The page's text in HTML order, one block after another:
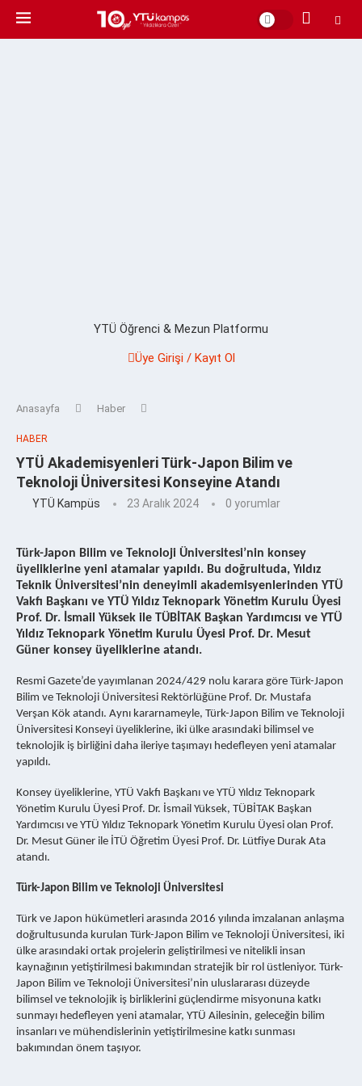
YTÜ Öğrenci & Mezun Platformu
Üye Girişi / Kayıt Ol
Anasayfa Haber
HABER
YTÜ Akademisyenleri Türk-Japon Bilim ve
Teknoloji Üniversitesi Konseyine Atandı
YTÜ Kampüs 23 Aralık 2024 0 yorumlar
Türk-Japon Bilim ve Teknoloji Üniversitesi’nin konsey
üyeliklerine yeni atamalar yapıldı. Bu doğrultuda, Yıldız
Teknik Üniversitesi’nin deneyimli akademisyenlerinden YTÜ
Vakfı Başkanı ve YTÜ Yıldız Teknopark Yönetim Kurulu Üyesi
Prof. Dr. İsmail Yüksek ile TÜBİTAK Başkan Yardımcısı ve YTÜ
Yıldız Teknopark Yönetim Kurulu Üyesi Prof. Dr. Mesut
Güner konsey üyeliklerine atandı.
Resmi Gazete’de yayımlanan 2024/429 nolu karara göre Türk-Japon
Bilim ve Teknoloji Üniversitesi Rektörlüğüne Prof. Dr. Mustafa
Verşan Kök atandı. Aynı kararnameyle, Türk-Japon Bilim ve Teknoloji
Üniversitesi Konseyi üyeliklerine, iki ülke arasındaki bilimsel ve
teknolojik iş birliğini daha ileriye taşımayı hedefleyen yeni atamalar
yapıldı.
Konsey üyeliklerine, YTÜ Vakfı Başkanı ve YTÜ Yıldız Teknopark
Yönetim Kurulu Üyesi Prof. Dr. İsmail Yüksek, TÜBİTAK Başkan
Yardımcısı ve YTÜ Yıldız Teknopark Yönetim Kurulu Üyesi olan Prof.
Dr. Mesut Güner ile İTÜ Öğretim Üyesi Prof. Dr. Lütfiye Durak Ata
atandı.
Türk-Japon Bilim ve Teknoloji Üniversitesi
Türk ve Japon hükümetleri arasında 2016 yılında imzalanan anlaşma
doğrultusunda kurulan Türk-Japon Bilim ve Teknoloji Üniversitesi, iki
ülke arasındaki ortak projelerin geliştirilmesi ve nitelikli insan
kaynağının yetiştirilmesi bakımından stratejik bir rol üstleniyor. Türk-
Japon Bilim ve Teknoloji Üniversitesi’nin uluslararası düzeyde
bilimsel ve teknolojik iş birliklerini güçlendirme misyonuna katkı
sunmayı hedefleyen yeni atamalar, YTÜ Ailesinin, geleceğin bilim
insanları ve mühendislerinin yetiştirilmesine katkı sunması
bakımından önem taşıyor.